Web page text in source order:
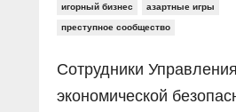
игорный бизнес азартные игры
преступное сообщество
Сотрудники Управления
экономической